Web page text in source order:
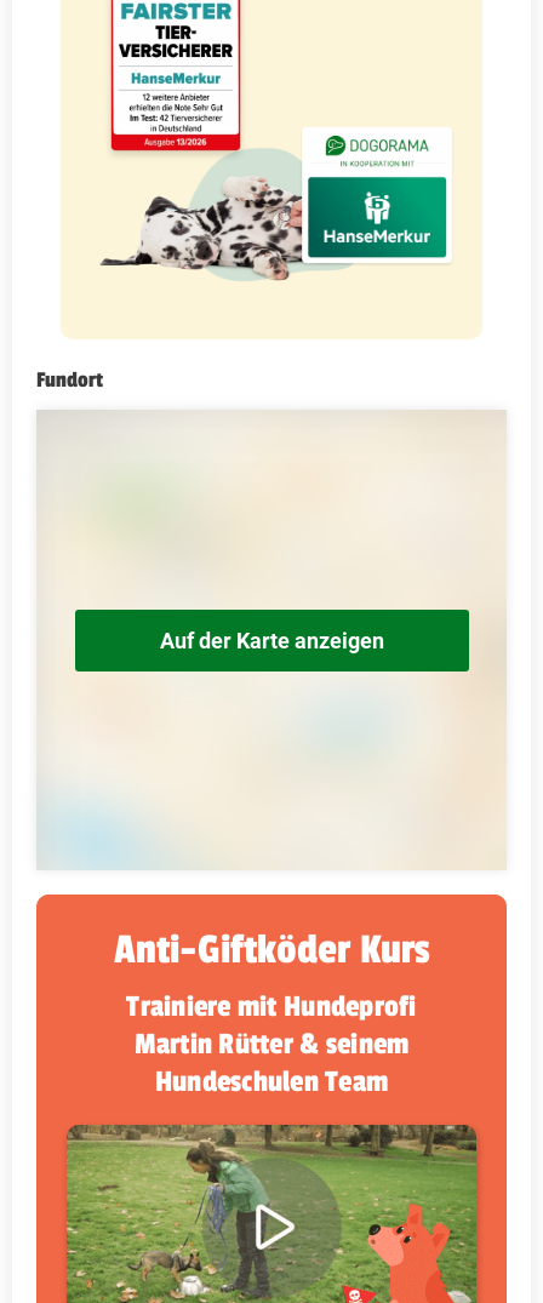
Fundort
Auf der Karte anzeigen
Anti-Giftköder Kurs
Trainiere mit Hundeprofi
Martin Rütter & seinem
Hundeschulen Team